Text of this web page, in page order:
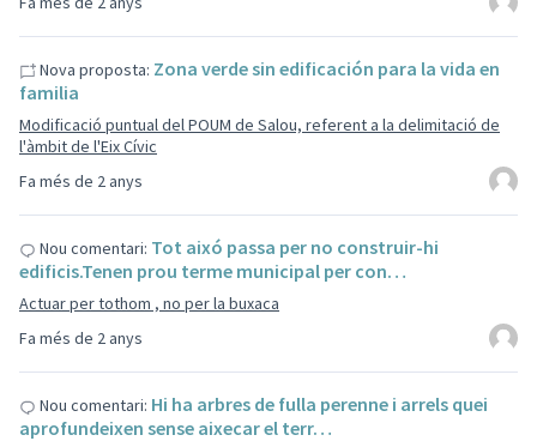
Fa més de 2 anys
Nova proposta: Zona verde sin edificación para la vida en
familia
Modificació puntual del POUM de Salou, referent a la delimitació de
l'àmbit de l'Eix Cívic
Fa més de 2 anys
Nou comentari: Tot aixó passa per no construir-hi
edificis.Tenen prou terme municipal per con…
Actuar per tothom , no per la buxaca
Nou comentari: Hi ha arbres de fulla perenne i arrels quei
aprofundeixen sense aixecar el terr…